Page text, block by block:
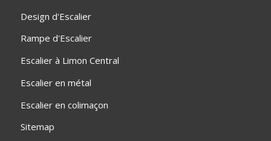
Design d'Escalier
Rampe d'Escalier
Escalier à Limon Central
Escalier en métal
Escalier en colimaçon
Sitemap